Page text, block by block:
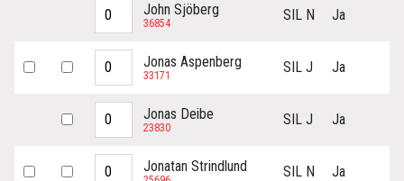
John Sjöberg
36854 SIL N Ja
Jonas Aspenberg
33171 SIL J Ja
Jonas Deibe
23830 SIL J Ja
Jonatan Strindlund SIL N Ja